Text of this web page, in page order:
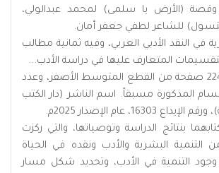
وقصة (الأرض يا سلمى) لمحمد عبدالولي،
للشاعر لطفي جعفر أمان.
في النقد الأدبي العربي، وفيه ثمانية مطالب
المتعارف عليها في دراسة الأدب...
تكون الكتاب من 224 صفحة من القطع المتوسط الأصفر، وعدد
المذكورة مسبقاً. اسم الناشر (دار الكتب
عام الإصدار 2025م.
بنتائج الدراسة وتوصياتها، والتي ركزت
البشرية والأدب ونقده في الحياة
وجود التنمية في الأدب، وتحديد شكل مسار